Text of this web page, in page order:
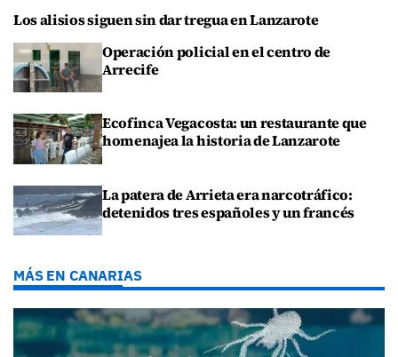
Los alisios siguen sin dar tregua en Lanzarote
Operación policial en el centro de
Arrecife
Ecofinca Vegacosta: un restaurante que
homenajea la historia de Lanzarote
La patera de Arrieta era narcotráfico:
detenidos tres españoles y un francés
MÁS EN CANARIAS